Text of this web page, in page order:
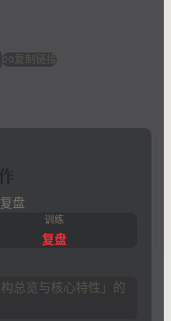
复制链接
盘
训练
复盘
总览与核心特性」的